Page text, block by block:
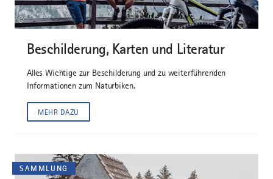
©
Beschilderung, Karten und Literatur
Alles Wichtige zur Beschilderung und zu weiterführenden
Informationen zum Naturbiken.
MEHR DAZU
SAMMLUNG